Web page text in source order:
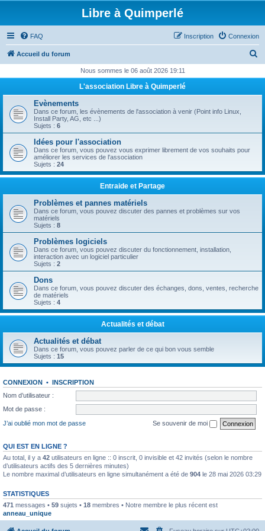
Libre à Quimperlé
FAQ Connexion
Inscription
Accueil du forum
h
Nous sommes le 06 août 2026 19:11
L'association Libre à Quimperlé
Evènements
Dans ce forum, les évènements de l'association à venir (Point info Linux,
Install Party, AG, etc ...)
Sujets : 6
Idées pour l'association
Dans ce forum, vous pouvez vous exprimer librement de vos souhaits pour
améliorer les services de l'association
Sujets : 24
Entraide et Partage
Problèmes et pannes matériels
Dans ce forum, vous pouvez discuter des pannes et problèmes sur vos
matériels
Sujets : 8
Problèmes logiciels
Dans ce forum, vous pouvez discuter du fonctionnement, installation,
interaction avec un logiciel particulier
Sujets : 2
Dons
Dans ce forum, vous pouvez discuter des échanges, dons, ventes, recherche
de matériels
Sujets : 4
Actualités et débat
Actualités et débat
Dans ce forum, vous pouvez parler de ce qui bon vous semble
Sujets : 15
CONNEXION • INSCRIPTION
Nom d’utilisateur :
Mot de passe :
J’ai oublié mon mot de passe
Se souvenir de moi
QUI EST EN LIGNE ?
Au total, il y a 42 utilisateurs en ligne :: 0 inscrit, 0 invisible et 42 invités (selon le nombre
d’utilisateurs actifs des 5 dernières minutes)
Le nombre maximal d’utilisateurs en ligne simultanément a été de 904 le 28 mai 2026 03:29
STATISTIQUES
471 messages • 59 sujets • 18 membres • Notre membre le plus récent est
anneau_unique